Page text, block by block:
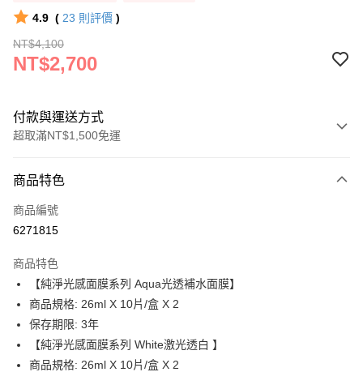
4.9 ( 23 則評價 )
NT$4,100
NT$2,700
付款與運送方式
超取滿NT$1,500免運
信用卡一次付款
超商取貨付款
Apple Pay
街口支付
悠遊付
商品特色
商品編號
6271815
商品特色
【純淨光感面膜系列 Aqua光透補水面膜】
商品規格: 26ml X 10片/盒 X 2
保存期限: 3年
【純淨光感面膜系列 White激光透白 】
商品規格: 26ml X 10片/盒 X 2